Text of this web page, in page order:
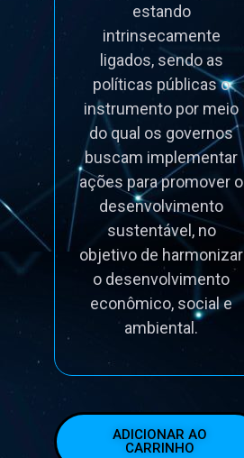
estando
intrinsecamente
ligados, sendo as
políticas públicas o
instrumento por meio
do qual os governos
buscam implementar
ações para promover o
desenvolvimento
sustentável, no
objetivo de harmonizar
o desenvolvimento
econômico, social e
ambiental.
ADICIONAR AO
CARRINHO